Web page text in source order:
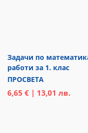
Задачи по
работи за 1. клас
ПРОСВЕТА
6,65 € | 13,01 лв.